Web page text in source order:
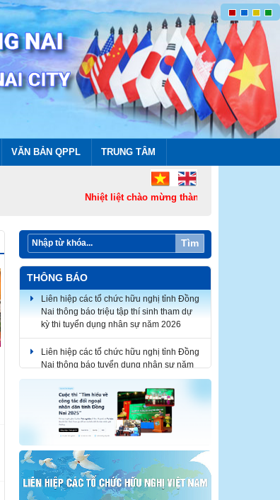
VĂN BẢN QPPL TRUNG TÂM
Nhiệt liệt chào mừng thành lập Thành phố
Tìm
THÔNG BÁO
Liên hiệp các tổ chức hữu nghị tỉnh Đồng
Nai thông báo triệu tập thí sinh tham dự
kỳ thi tuyển dụng nhân sự năm 2026
Liên hiệp các tổ chức hữu nghị tỉnh Đồng
Nai thông báo tuyển dụng nhân sự năm
2026
THÔNG BÁO KẾT QUẢ KỲ THI TUYỂN
DỤNG NHÂN SỰ NĂM 2026